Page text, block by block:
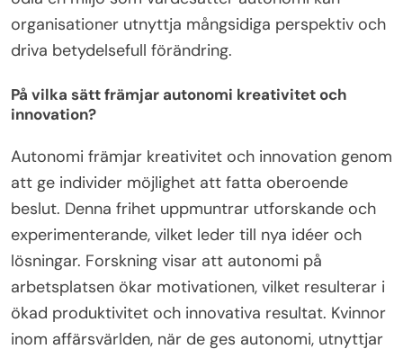
organisationer utnyttja mångsidiga perspektiv och
driva betydelsefull förändring.
På vilka sätt främjar autonomi kreativitet och
innovation?
Autonomi främjar kreativitet och innovation genom
att ge individer möjlighet att fatta oberoende
beslut. Denna frihet uppmuntrar utforskande och
experimenterande, vilket leder till nya idéer och
lösningar. Forskning visar att autonomi på
arbetsplatsen ökar motivationen, vilket resulterar i
ökad produktivitet och innovativa resultat. Kvinnor
inom affärsvärlden, när de ges autonomi, utnyttjar